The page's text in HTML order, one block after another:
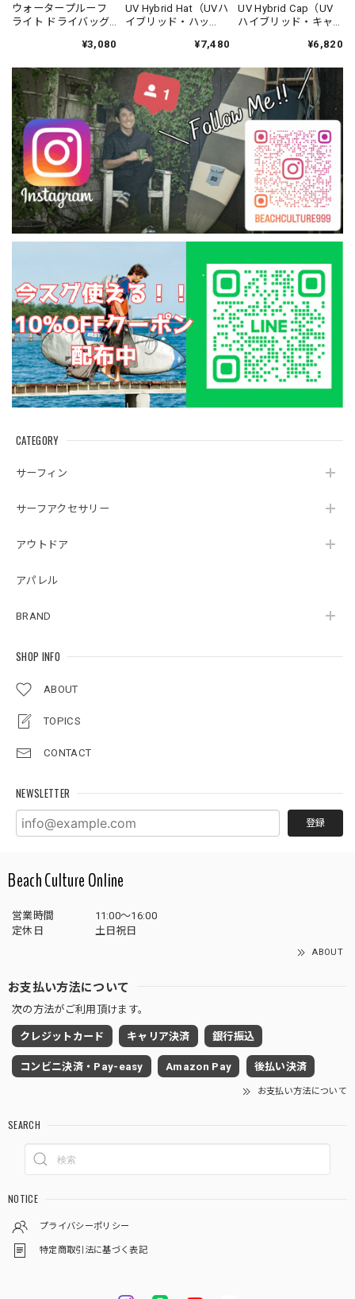
CATEGORY
サーフィン
サーフアクセサリー
アウトドア
アパレル
BRAND
SHOP INFO
ABOUT
TOPICS
CONTACT
NEWSLETTER
登録
ウォータープルーフ
ライト ドライバッグ -
¥3,080
UV Hybrid Hat（UVハ
イブリッド・ハッ
¥7,480
UV Hybrid Cap（UV
ハイブリッド・キャ
¥6,820
Beach Culture Online
営業時間
11:00～16:00
定休日
土日祝日
ABOUT
お支払い方法について
次の方法がご利用頂けます。
クレジットカード キャリア決済 銀行振込
コンビニ決済・Pay-easy Amazon Pay 後払い決済
お支払い方法について
SEARCH
NOTICE
プライバシーポリシー
特定商取引法に基づく表記